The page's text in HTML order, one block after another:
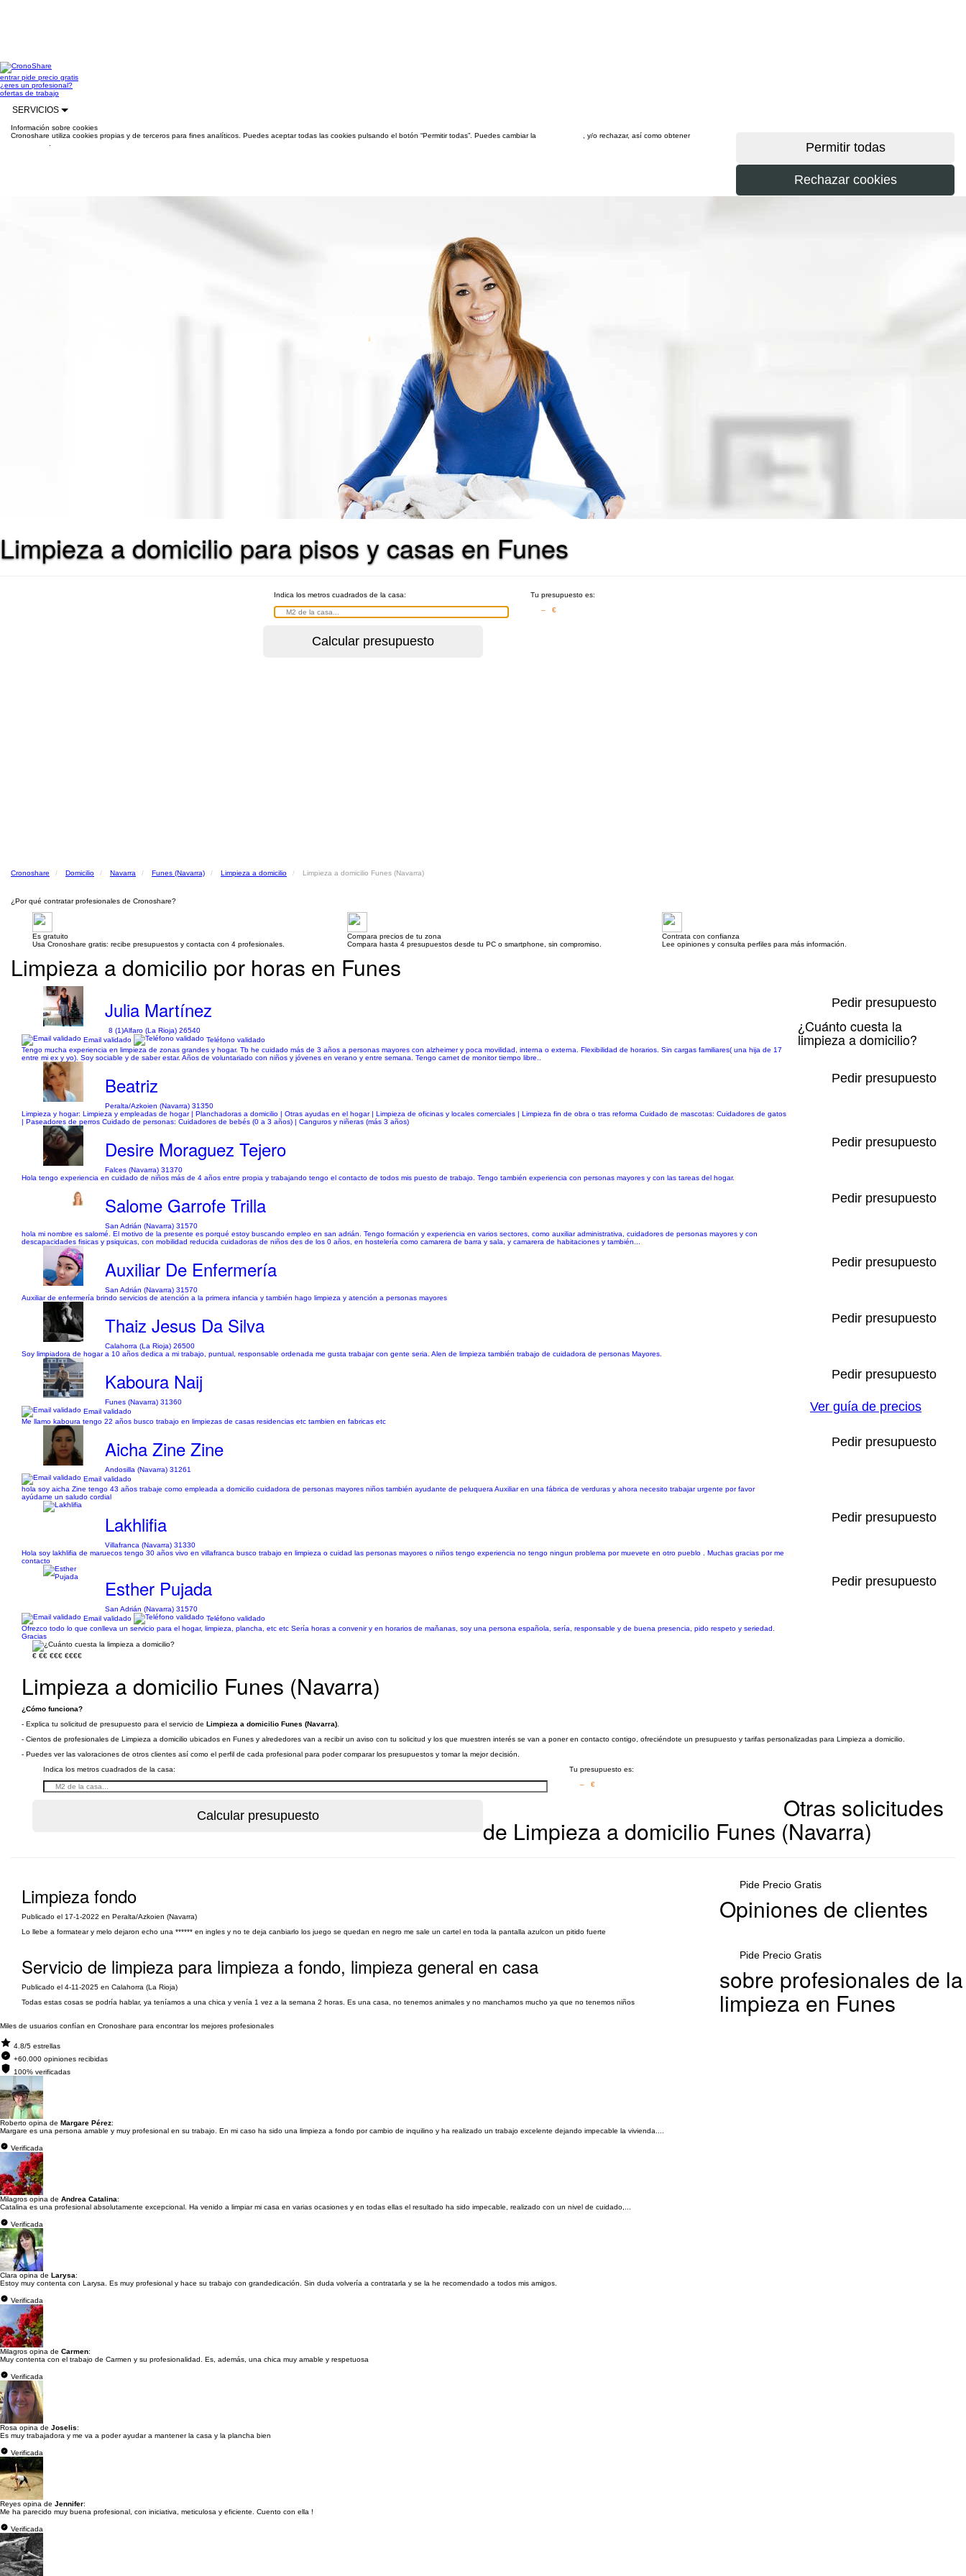
entrarpide precio gratis
¿eres un profesional?
ofertas de trabajo
SERVICIOS
Información sobre cookies
Cronoshare utiliza cookies propias y de terceros para fines analíticos. Puedes aceptar todas las cookies pulsando el botón “Permitir todas”. Puedes cambiar la
, y/o rechazar, así como obtener
Limpieza a domicilio para pisos y casas en Funes
Indica los metros cuadrados de la casa:
Tu presupuesto es:
– €
Cronoshare Domicilio Navarra Funes (Navarra) Limpieza a domicilio Limpieza a domicilio Funes (Navarra)
¿Por qué contratar profesionales de Cronoshare?
Es gratuito
Usa Cronoshare gratis: recibe presupuestos y contacta con 4 profesionales.
Compara precios de tu zona
Compara hasta 4 presupuestos desde tu PC o smartphone, sin compromiso.
Contrata con confianza
Lee opiniones y consulta perfiles para más información.
Limpieza a domicilio por horas en Funes
Julia Martínez
8 (1)Alfaro (La Rioja) 26540
Email validado
Teléfono validado
Tengo mucha experiencia en limpieza de zonas grandes y hogar. Tb he cuidado más de 3 años a personas mayores con alzheimer y poca movilidad, interna o externa. Flexibilidad de horarios. Sin cargas familiares( una hija de 17
entre mi ex y yo). Soy sociable y de saber estar. Años de voluntariado con niños y jóvenes en verano y entre semana. Tengo carnet de monitor tiempo libre..
Pedir presupuesto
Beatriz
Peralta/Azkoien (Navarra) 31350
Limpieza y hogar: Limpieza y empleadas de hogar | Planchadoras a domicilio | Otras ayudas en el hogar | Limpieza de oficinas y locales comerciales | Limpieza fin de obra o tras reforma Cuidado de mascotas: Cuidadores de gatos
| Paseadores de perros Cuidado de personas: Cuidadores de bebés (0 a 3 años) | Canguros y niñeras (más 3 años)
Pedir presupuesto
Desire Moraguez Tejero
Falces (Navarra) 31370
Hola tengo experiencia en cuidado de niños más de 4 años entre propia y trabajando tengo el contacto de todos mis puesto de trabajo. Tengo también experiencia con personas mayores y con las tareas del hogar.
Pedir presupuesto
Salome Garrofe Trilla
San Adrián (Navarra) 31570
hola mi nombre es salomé. El motivo de la presente es porqué estoy buscando empleo en san adrián. Tengo formación y experiencia en varios sectores, como auxiliar administrativa, cuidadores de personas mayores y con
descapacidades fisicas y psiquicas, con mobilidad reducida cuidadoras de niños des de los 0 años, en hostelería como camarera de barra y sala, y camarera de habitaciones y también...
Pedir presupuesto
Auxiliar De Enfermería
San Adrián (Navarra) 31570
Auxiliar de enfermería brindo servicios de atención a la primera infancia y también hago limpieza y atención a personas mayores
Pedir presupuesto
Thaiz Jesus Da Silva
Calahorra (La Rioja) 26500
Soy limpiadora de hogar a 10 años dedica a mi trabajo, puntual, responsable ordenada me gusta trabajar con gente seria. Alen de limpieza también trabajo de cuidadora de personas Mayores.
Pedir presupuesto
Kaboura Naij
Funes (Navarra) 31360
Email validado
Me llamo kaboura tengo 22 años busco trabajo en limpiezas de casas residencias etc tambien en fabricas etc
Pedir presupuesto
Aicha Zine Zine
Andosilla (Navarra) 31261
Email validado
hola soy aicha Zine tengo 43 años trabaje como empleada a domicilio cuidadora de personas mayores niños también ayudante de peluquera Auxiliar en una fábrica de verduras y ahora necesito trabajar urgente por favor
ayúdame un saludo cordial
Pedir presupuesto
Lakhlifia
Villafranca (Navarra) 31330
Hola soy lakhlifia de maruecos tengo 30 años vivo en villafranca busco trabajo en limpieza o cuidad las personas mayores o niños tengo experiencia no tengo ningun problema por muevete en otro pueblo . Muchas gracias por me
contacto
Pedir presupuesto
Esther Pujada
San Adrián (Navarra) 31570
Email validado
Teléfono validado
Ofrezco todo lo que conlleva un servicio para el hogar, limpieza, plancha, etc etc Sería horas a convenir y en horarios de maňanas, soy una persona española, sería, responsable y de buena presencia, pido respeto y seriedad.
Gracias
Pedir presupuesto
¿Cuánto cuesta la
limpieza a domicilio?
Ver guía de precios
€ €€ €€€ €€€€
Limpieza a domicilio Funes (Navarra)
¿Cómo funciona?
- Explica tu solicitud de presupuesto para el servicio de Limpieza a domicilio Funes (Navarra)
- Cientos de profesionales de Limpieza a domicilio ubicados en Funes y alrededores van a recibir un aviso con tu solicitud y los que muestren interés se van a poner en contacto contigo, ofreciéndote un presupuesto y tarifas personalizadas para Limpieza a domicilio.
- Puedes ver las valoraciones de otros clientes así como el perfil de cada profesional para poder comparar los presupuestos y tomar la mejor decisión.
Indica los metros cuadrados de la casa:
Tu presupuesto es:
– €
Otras solicitudes
de Limpieza a domicilio Funes (Navarra)
Limpieza fondo
Publicado el 17-1-2022 en Peralta/Azkoien (Navarra)
Lo llebe a formatear y melo dejaron echo una ****** en ingles y no te deja canbiarlo los juego se quedan en negro me sale un cartel en toda la pantalla azulcon un pitido fuerte
Pide Precio Gratis
Servicio de limpieza para limpieza a fondo, limpieza general en casa
Publicado el 4-11-2025 en Calahorra (La Rioja)
Todas estas cosas se podría hablar, ya teníamos a una chica y venía 1 vez a la semana 2 horas. Es una casa, no tenemos animales y no manchamos mucho ya que no tenemos niños
Pide Precio Gratis
Opiniones de clientes
sobre profesionales de la
limpieza en Funes
Miles de usuarios confían en Cronoshare para encontrar los mejores profesionales
4.8/5 estrellas
+60.000 opiniones recibidas
100% verificadas
Roberto opina de Margare Pérez:
Margare es una persona amable y muy profesional en su trabajo. En mi caso ha sido una limpieza a fondo por cambio de inquilino y ha realizado un trabajo excelente dejando impecable la vivienda....
Verificada
Milagros opina de Andrea Catalina:
Catalina es una profesional absolutamente excepcional. Ha venido a limpiar mi casa en varias ocasiones y en todas ellas el resultado ha sido impecable, realizado con un nivel de cuidado,...
Verificada
Clara opina de Larysa:
Estoy muy contenta con Larysa. Es muy profesional y hace su trabajo con grandedicación. Sin duda volvería a contratarla y se la he recomendado a todos mis amigos.
Verificada
Milagros opina de Carmen:
Muy contenta con el trabajo de Carmen y su profesionalidad. Es, además, una chica muy amable y respetuosa
Verificada
Rosa opina de Joselis:
Es muy trabajadora y me va a poder ayudar a mantener la casa y la plancha bien
Verificada
Reyes opina de Jennifer:
Me ha parecido muy buena profesional, con iniciativa, meticulosa y eficiente. Cuento con ella !
Verificada